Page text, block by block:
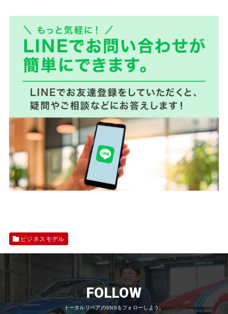
ビジネスモデル
FOLLOW